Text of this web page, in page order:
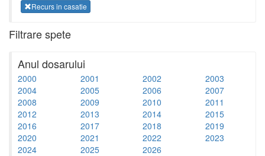
Recurs in casatie
Filtrare spete
Anul dosarului
2000 2001 2002
2003
2004
2005 2006
2007
2008
2009 2010
2011
2012
2013 2014
2015
2016
2017 2018
2019
2020
2021 2022
2023
2024
2025 2026